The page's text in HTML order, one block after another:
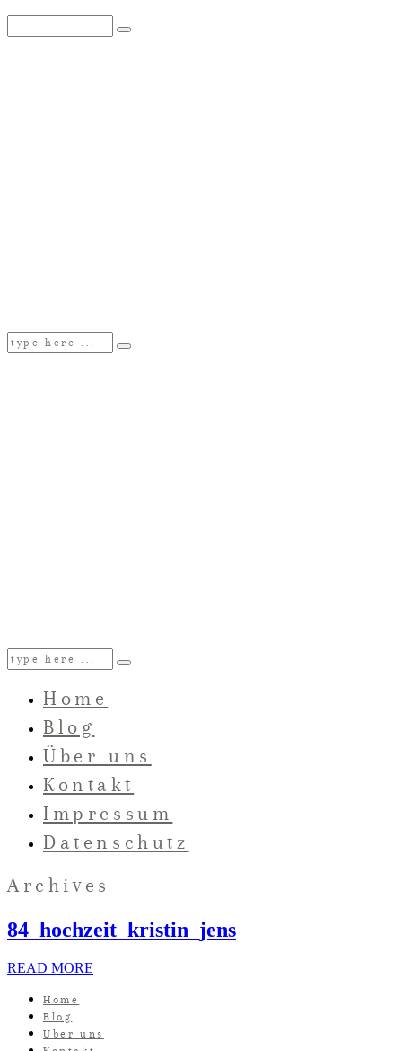
Home
Blog
Über uns
Kontakt
Impressum
Datenschutz
Archives
84_hochzeit_kristin_jens
READ MORE
Home
Blog
Über uns